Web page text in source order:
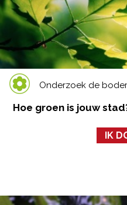
Onderzoek de
Hoe groen is jouw
IK